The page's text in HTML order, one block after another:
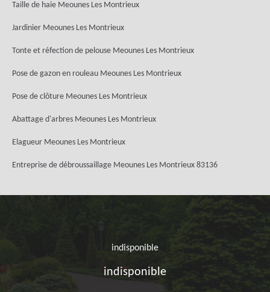
Taille de haie Meounes Les Montrieux
Jardinier Meounes Les Montrieux
Tonte et réfection de pelouse Meounes Les Montrieux
Pose de gazon en rouleau Meounes Les Montrieux
Pose de clôture Meounes Les Montrieux
Abattage d'arbres Meounes Les Montrieux
Elagueur Meounes Les Montrieux
Entreprise de débroussaillage Meounes Les Montrieux 83136
indisponible
indisponible